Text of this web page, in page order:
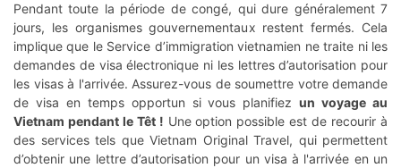
Pendant toute la période de congé, qui dure généralement 7
jours, les organismes gouvernementaux restent fermés. Cela
implique que le Service d’immigration vietnamien ne traite ni les
demandes de visa électronique ni les lettres d’autorisation pour
les visas à l'arrivée. Assurez-vous de soumettre votre demande
de visa en temps opportun si vous planifiezun voyage au
Vietnam pendant le Têt ! Une option possible est de recourir à
des services tels que Vietnam Original Travel, qui permettent
d’obtenir une lettre d’autorisation pour un visa à l'arrivée en un